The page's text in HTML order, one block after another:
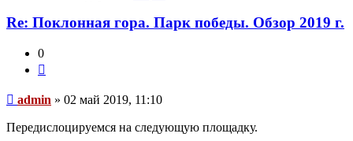
Re: Поклонная гора. Парк победы. Обзор 2019 г.
0
Непрочитанное
admin » 02 май 2019, 11:10
Передислоцируемся на следующую площадку.